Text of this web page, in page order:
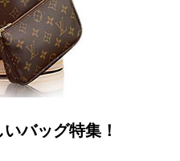
バッグ特集！